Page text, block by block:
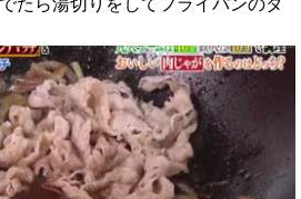
たら湯切りをしてフライパンのタ